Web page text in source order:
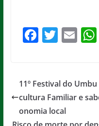
F
e
b
o
T
er
E
l
11º Festival do
cultura Familiar e
onomia local